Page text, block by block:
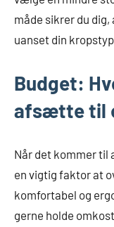
måde sikrer du
uanset din
Budget:
afsætte til
Når det kommer
en vigtig faktor at
komfortabel og
gerne holde